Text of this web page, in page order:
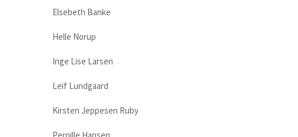
Elsebeth Banke
Helle Norup
Inge Lise Larsen
Leif Lundgaard
Kirsten Jeppesen Ruby